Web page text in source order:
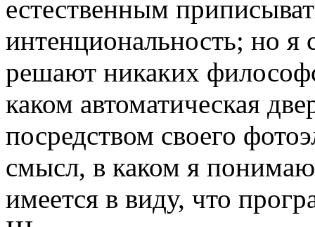
естественным
интенциональность; но
решают никаких
каком автоматическая
посредством своего
смысл, в каком я
имеется в виду, что